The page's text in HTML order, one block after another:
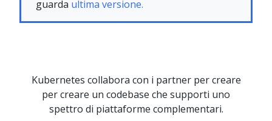
guarda ultima versione.
Kubernetes collabora con i partner per creare
per creare un codebase che supporti uno
spettro di piattaforme complementari.